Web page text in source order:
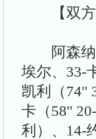
【双方
阿森纳首
埃尔、33-
凯利（74''
卡（58''
利）、14-